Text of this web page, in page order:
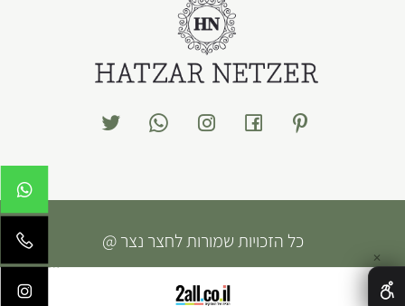
כל הזכויות שמורות לחצר נצר @
✕